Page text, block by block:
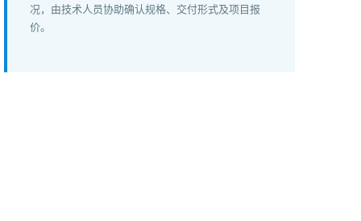
况，由技术人员协助确认规格、交付形式及项目报
价。